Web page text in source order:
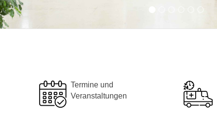
Termine und
Veranstaltungen